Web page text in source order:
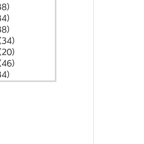
）
）
）
）
）
）
）